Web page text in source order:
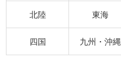
北陸 東海
四国 九州・沖縄